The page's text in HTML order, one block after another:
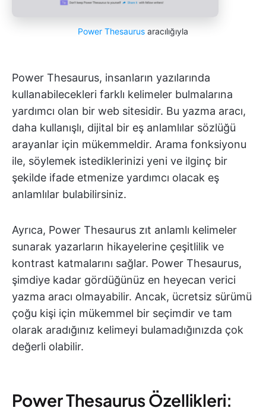
Power Thesaurus aracılığıyla
Power Thesaurus, insanların yazılarında
kullanabilecekleri farklı kelimeler bulmalarına
yardımcı olan bir web sitesidir. Bu yazma aracı,
daha kullanışlı, dijital bir eş anlamlılar sözlüğü
arayanlar için mükemmeldir. Arama fonksiyonu
ile, söylemek istediklerinizi yeni ve ilginç bir
şekilde ifade etmenize yardımcı olacak eş
anlamlılar bulabilirsiniz.
Ayrıca, Power Thesaurus zıt anlamlı kelimeler
sunarak yazarların hikayelerine çeşitlilik ve
kontrast katmalarını sağlar. Power Thesaurus,
şimdiye kadar gördüğünüz en heyecan verici
yazma aracı olmayabilir. Ancak, ücretsiz sürümü
çoğu kişi için mükemmel bir seçimdir ve tam
olarak aradığınız kelimeyi bulamadığınızda çok
değerli olabilir.
Power Thesaurus Özellikleri: